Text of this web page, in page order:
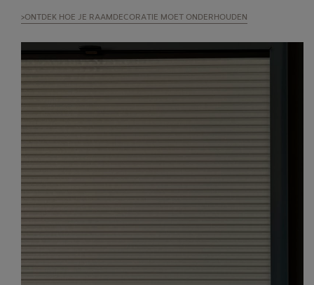
>ONTDEK HOE JE RAAMDECORATIE MOET ONDERHOUDEN